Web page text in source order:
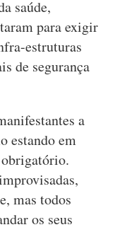
saúde,
para exigir
estruturas
de segurança
a
estando em
mas todos
os seus